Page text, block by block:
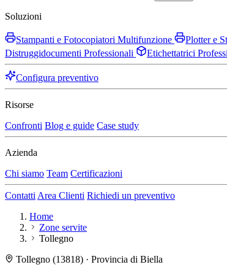
Soluzioni
Stampanti e Fotocopiatori Multifunzione Plotter e
Distruggidocumenti Professionali
Etichettatrici
Configura preventivo
Risorse
Confronti Blog e guide Case study
Azienda
Chi siamo Team Certificazioni
Contatti Area Clienti Richiedi un preventivo
Home
Zone servite
Tollegno
Tollegno (13818) · Provincia di Biella